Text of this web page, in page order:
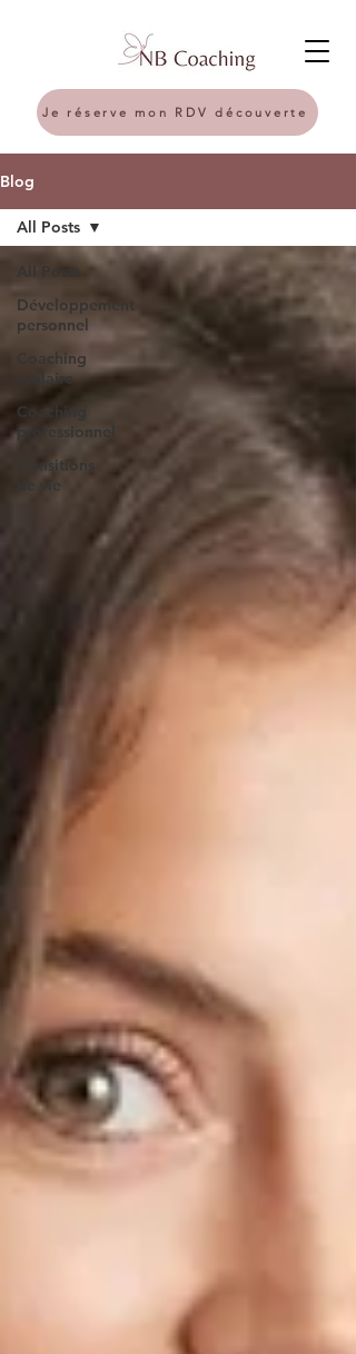
Je réserve mon RDV découverte
Blog
All Posts
Développement
personnel
Coaching
scolaire
Coaching
professionnel
Transitions
de vie
All Posts